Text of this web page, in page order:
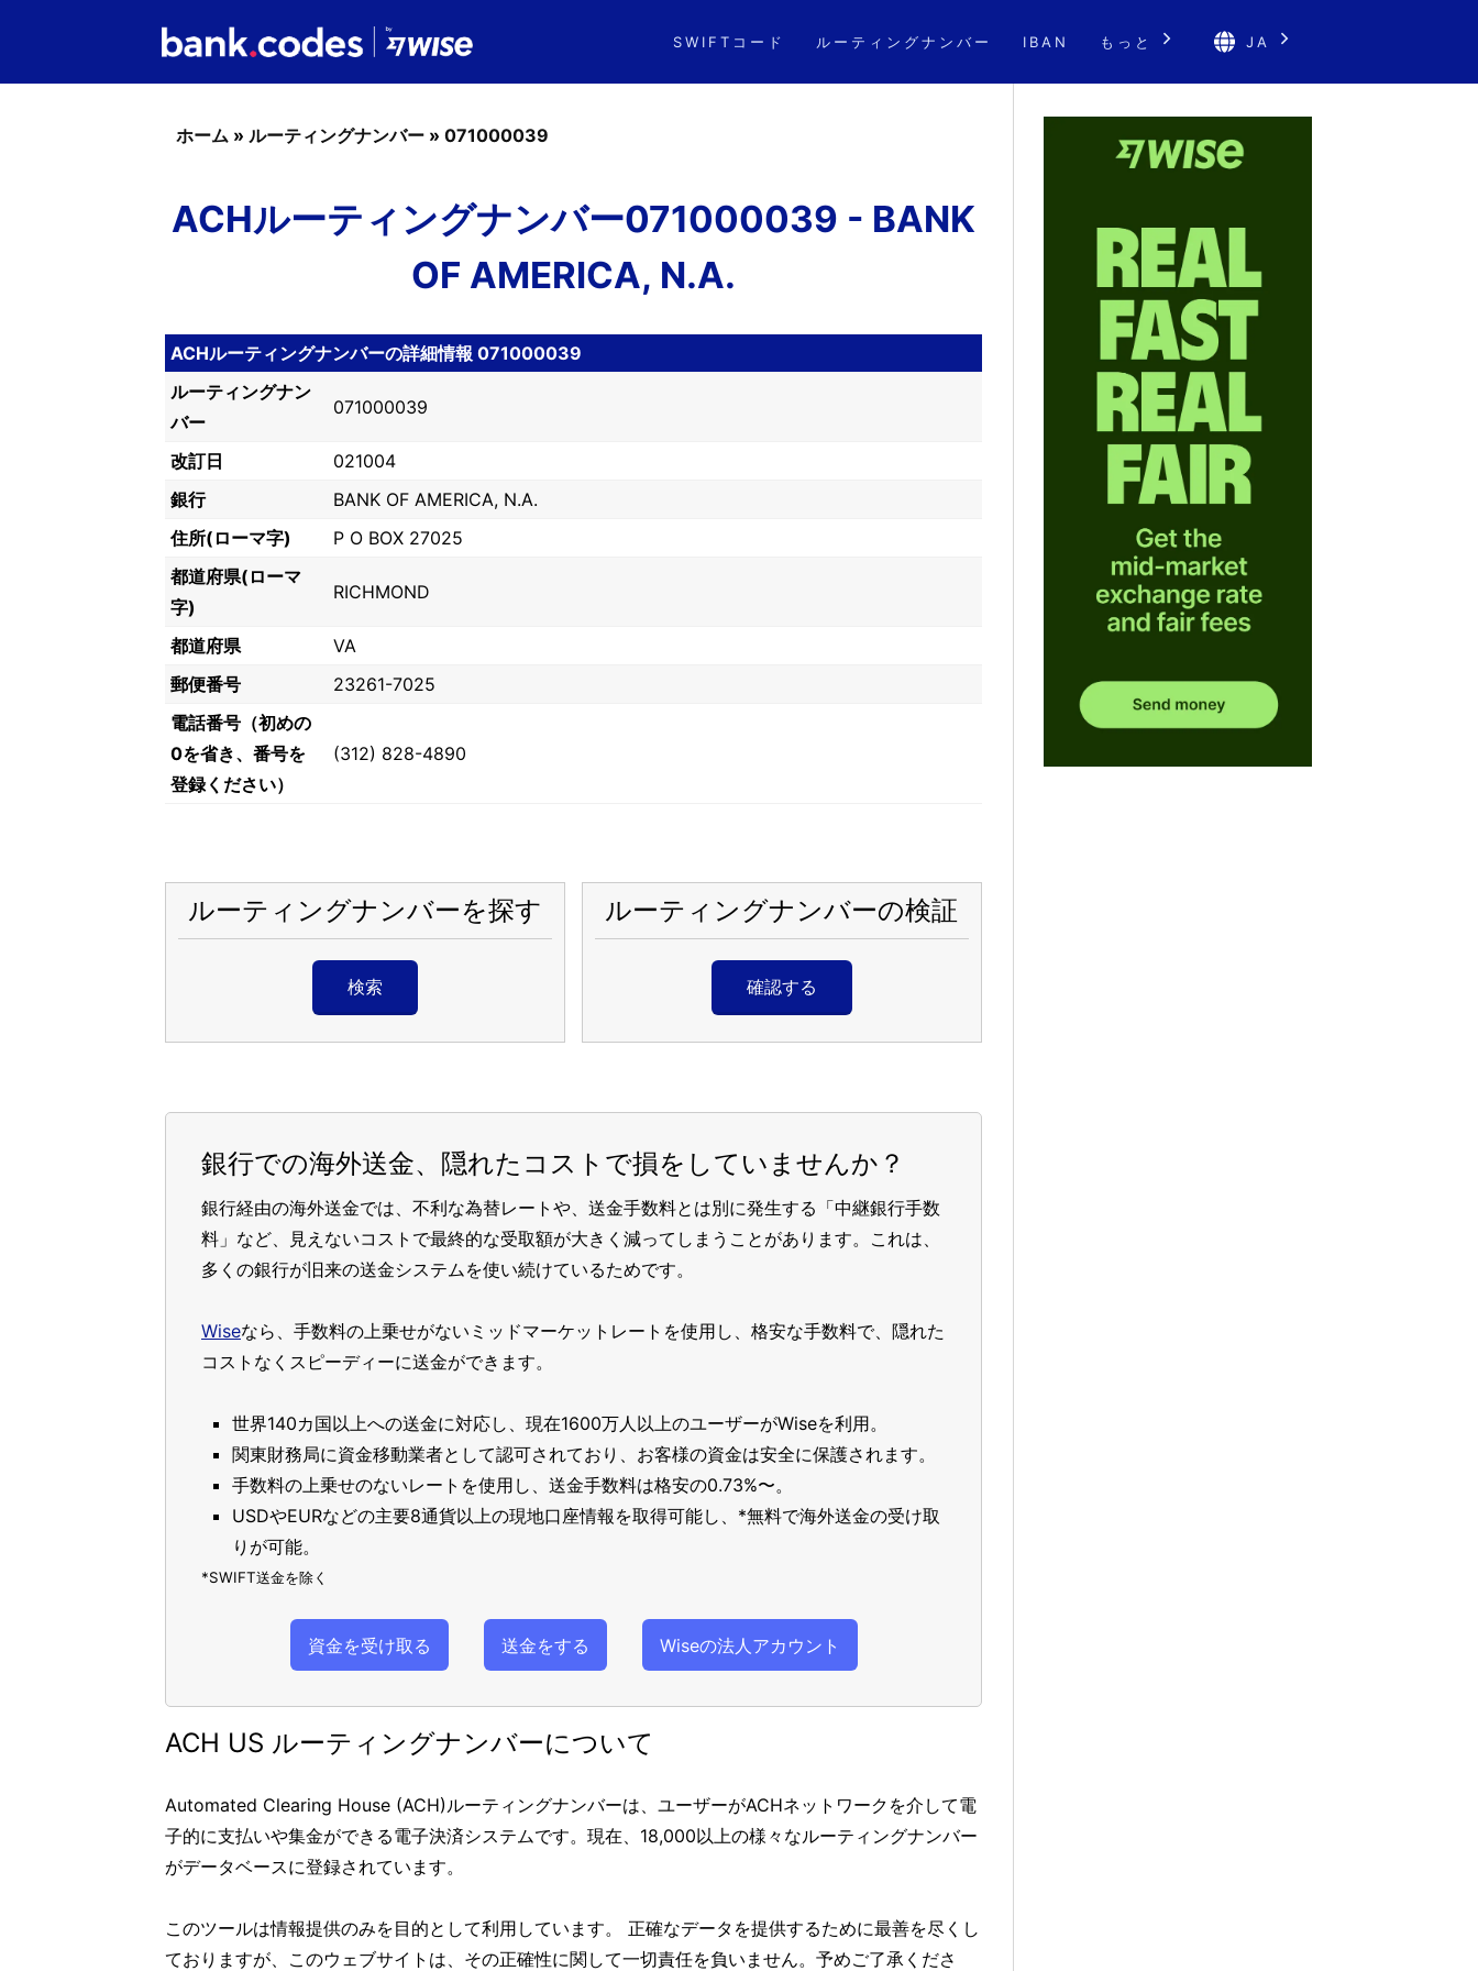
SWIFTコード ルーティングナンバー IBAN もっと JA
ホーム » ルーティングナンバー » 071000039
ACHルーティングナンバー071000039 - BANK
OF AMERICA, N.A.
ACHルーティングナンバーの詳細情報 071000039
ルーティングナン
バー
071000039
改訂日
021004
銀行
BANK OF AMERICA, N.A.
住所(ローマ字)
P O BOX 27025
都道府県(ローマ
字)
RICHMOND
都道府県
VA
郵便番号
23261-7025
電話番号（初めの
0を省き、番号を
登録ください）
(312) 828-4890
ルーティングナンバーを探す
検索
ルーティングナンバーの検証
確認する
銀行での海外送金、隠れたコストで損をしていませんか？
銀行経由の海外送金では、不利な為替レートや、送金手数料とは別に発生する「中継銀行手数
料」など、見えないコストで最終的な受取額が大きく減ってしまうことがあります。これは、
多くの銀行が旧来の送金システムを使い続けているためです。
Wiseなら、手数料の上乗せがないミッドマーケットレートを使用し、格安な手数料で、隠れた
コストなくスピーディーに送金ができます。
世界140カ国以上への送金に対応し、現在1600万人以上のユーザーがWiseを利用。
関東財務局に資金移動業者として認可されており、お客様の資金は安全に保護されます。
手数料の上乗せのないレートを使用し、送金手数料は格安の0.73%〜。
USDやEURなどの主要8通貨以上の現地口座情報を取得可能し、*無料で海外送金の受け取
りが可能。
*SWIFT送金を除く
資金を受け取る 送金をする Wiseの法人アカウント
ACH US ルーティングナンバーについて
Automated Clearing House (ACH)ルーティングナンバーは、ユーザーがACHネットワークを介して電
子的に支払いや集金ができる電子決済システムです。現在、18,000以上の様々なルーティングナンバー
がデータベースに登録されています。
このツールは情報提供のみを目的として利用しています。 正確なデータを提供するために最善を尽くし
ておりますが、このウェブサイトは、その正確性に関して一切責任を負いません。予めご了承くださ